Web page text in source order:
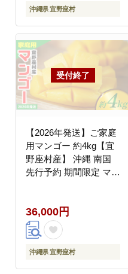
沖縄県 宜野座村
【2026年発送】ご家庭
用マンゴー 約4kg【宜
野座村産】 沖縄 南国
先行予約 期間限定 マン
宅用 濃厚 甘い 芳醇 夏
36,000円
沖縄県 宜野座村